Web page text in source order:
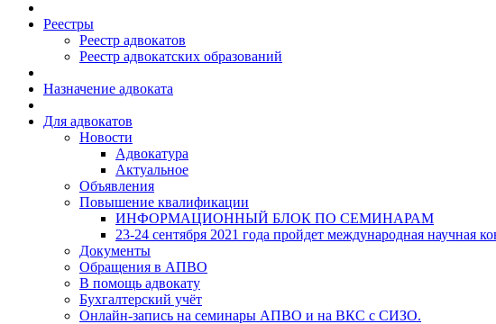
Реестры
Реестр адвокатов
Реестр адвокатских образований
Назначение адвоката
Для адвокатов
Новости
Адвокатура
Актуальное
Объявления
Повышение квалификации
ИНФОРМАЦИОННЫЙ БЛОК ПО СЕМИНАРАМ
23-24 сентября 2021 года пройдет международная научная
Документы
Обращения в АПВО
В помощь адвокату
Бухгалтерский учёт
Онлайн-запись на семинары АПВО и на ВКС с СИЗО.